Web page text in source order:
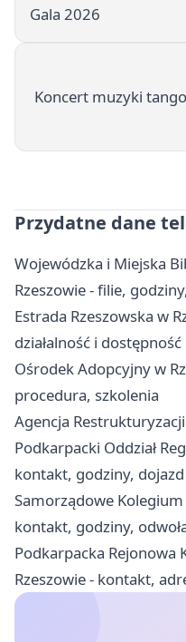
Gala 2026
Koncert muzyki
Przydatne dane
Wojewódzka i Miejska
Rzeszowie - filie,
Estrada Rzeszowska w
działalność i dostępność
Ośrodek Adopcyjny w
procedura, szkolenia
Agencja
Podkarpacki Oddział
kontakt, godziny, dojazd
Samorządowe Kolegium
kontakt, godziny,
Podkarpacka Rejonowa
Rzeszowie - kontakt,